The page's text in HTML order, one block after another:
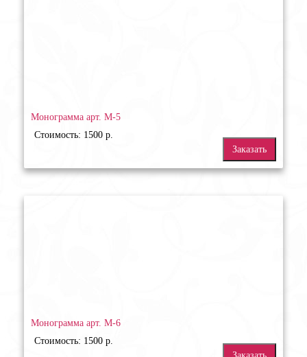
Монограмма арт. М-5
Стоимость: 1500 р.
Заказать
Монограмма арт. М-6
Стоимость: 1500 р.